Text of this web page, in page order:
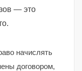
— это
начислять
договором,